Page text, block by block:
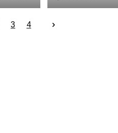
3 4